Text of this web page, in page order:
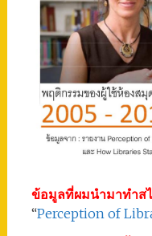
ข้อมูลที่ผมนำมาทำส
“Perception of